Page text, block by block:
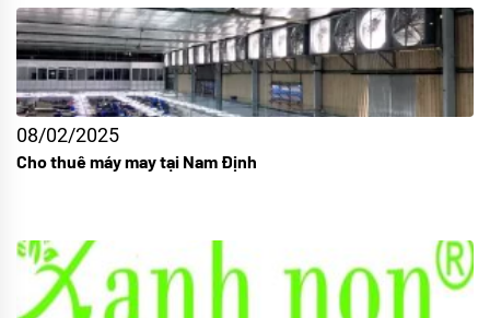
08/02/2025
Cho thuê máy may tại Nam Định